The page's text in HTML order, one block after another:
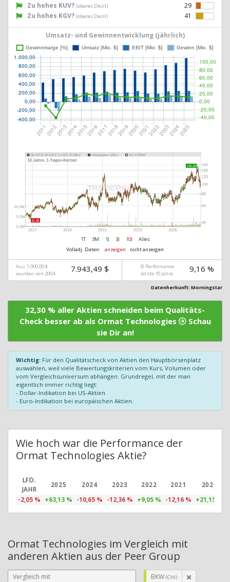
Zu hohes KUV? (oberes Dezil)
29
Zu hohes KGV? (oberes Dezil) 41
Umsatz- und Gewinnentwicklung (jährlich)
1T 3M 1J 3J 10J
Alles
Volladj. Daten:
anzeigen nicht anzeigen
Aus 1.000,00 $
wurden seit 2004
7.943,49 $
Ø Performance
letzte 10 Jahre
9,16 %
Datenherkunft: Morningstar
32,30 % aller Aktien schneiden beim Qualitäts-
Check besser ab als Ormat Technologies
Schau
sie Dir an!
Wichtig: Für den Qualitätscheck von Aktien den Hauptbörsenplatz
auswählen, weil viele Bewertungskriterien vom Kurs, Volumen oder
vom Vergleichsuniversum abhängen. Grundregel, mit der man
eigentlich immer richtig liegt:
- Dollar-Indikation bei US-Aktien
- Euro-Indikation bei europäischen Aktien.
Wie hoch war die Performance der
Ormat Technologies Aktie?
LFD.
JAHR
2025 2024 2023 2022 2021
2020
-2,05 % +63,13 % -10,65 % -12,36 % +9,05 % -12,16 % +21,15 %
Ormat Technologies im Vergleich mit
anderen Aktien aus der Peer Group
BKW (CHI)